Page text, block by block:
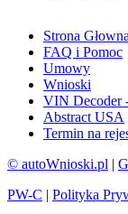
Strona Głowna
FAQ i Pomoc
Umowy
Wnioski
VIN Decoder
Abstract USA
Termin na
© autoWnioski.pl |
PW-C | Polityka